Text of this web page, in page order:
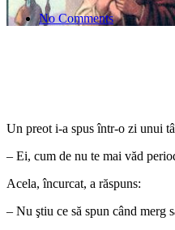
No Comments
Un preot i-a spus într-o zi unui
– Ei, cum de nu te mai văd
Acela, încurcat, a răspuns:
– Nu ştiu ce să spun când merg